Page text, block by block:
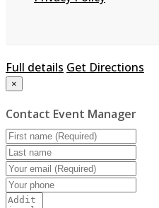
Full details Get Directions
×
Contact Event Manager